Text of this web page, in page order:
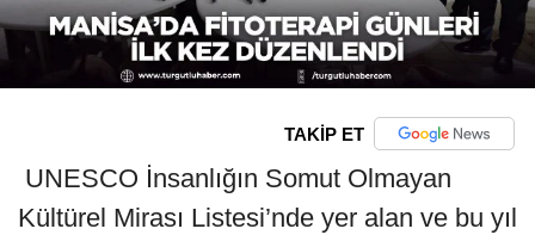
TAKİP ET
UNESCO İnsanlığın Somut Olmayan
Kültürel Mirası Listesi’nde yer alan ve bu yıl